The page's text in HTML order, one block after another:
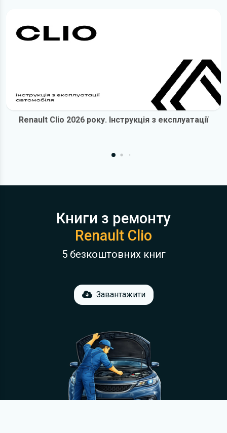
Renault Clio 2026 року. Інструкція з експлуатації
Книги з ремонту
Renault Clio
5 безкоштовних книг
Завантажити